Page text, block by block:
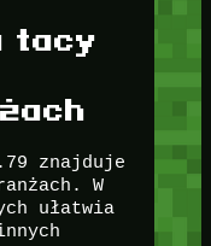
tacy
znajduje
W
ułatwia